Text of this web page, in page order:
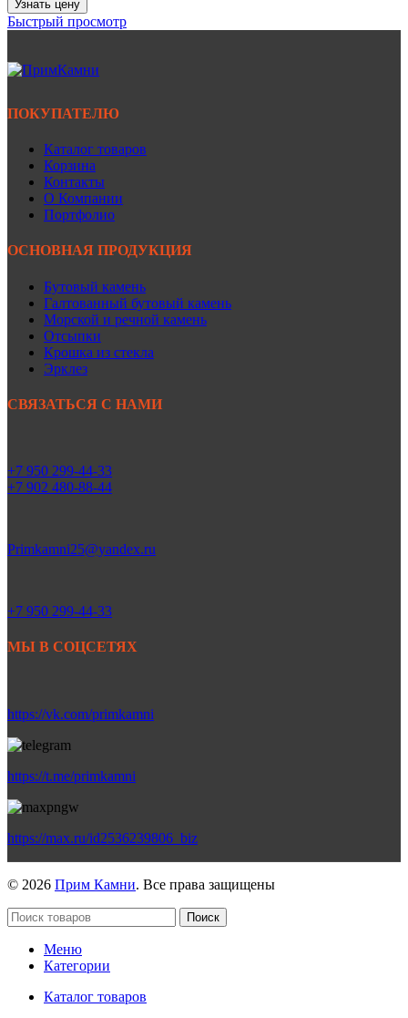
Узнать цену
Быстрый просмотр
ПОКУПАТЕЛЮ
Каталог товаров
Корзина
Контакты
О Компании
Портфолио
ОСНОВНАЯ ПРОДУКЦИЯ
Бутовый камень
Галтованный бутовый камень
Морской и речной камень
Отсыпки
Крошка из стекла
Эрклез
СВЯЗАТЬСЯ С НАМИ
+7 950 299-44-33
+7 902 480-88-44
Primkamni25@yandex.ru
+7 950 299-44-33
МЫ В СОЦСЕТЯХ
https://vk.com/primkamni
https://t.me/primkamni
https://max.ru/id2536239806_biz
© 2026 Прим Камни. Все права защищены
Поиск
Меню
Категории
Каталог товаров